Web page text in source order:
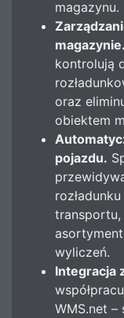
magazynu.
magazynie.
kontrolują
oraz
obiektem
pojazdu.
wyliczeń.
Integracja
WMS.net